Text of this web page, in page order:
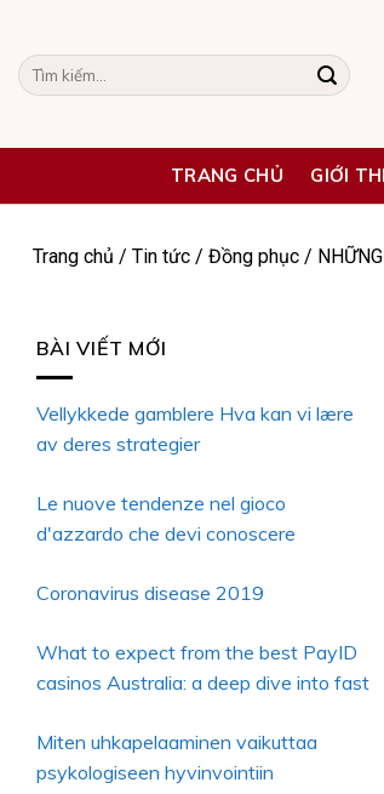
content
Tìm
kiếm:
TRANG CHỦ GIỚI
Trang chủ / Tin tức / Đồng phục /
BÀI VIẾT MỚI
Vellykkede gamblere Hva kan vi lære
av deres strategier
Le nuove tendenze nel gioco
d'azzardo che devi conoscere
Coronavirus disease 2019
What to expect from the best PayID
casinos Australia: a deep dive into fast
Miten uhkapelaaminen vaikuttaa
psykologiseen hyvinvointiin